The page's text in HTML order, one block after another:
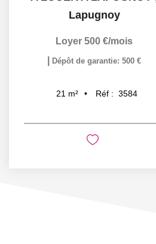
Lapugnoy
Loyer 500 €/mois
Dépôt de garantie: 500 €
21 m² Réf : 3584